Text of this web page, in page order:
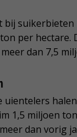
bij
per hectare.
dan 7,5
uientelers
1,5 miljoen
dan vorig